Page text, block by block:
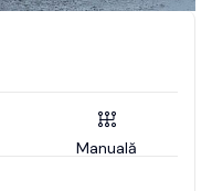
Manuală